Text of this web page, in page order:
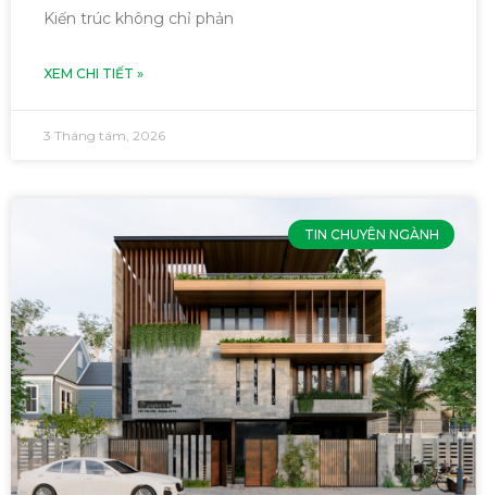
Kiến trúc không chỉ phản
XEM CHI TIẾT »
3 Tháng tám, 2026
TIN CHUYÊN NGÀNH